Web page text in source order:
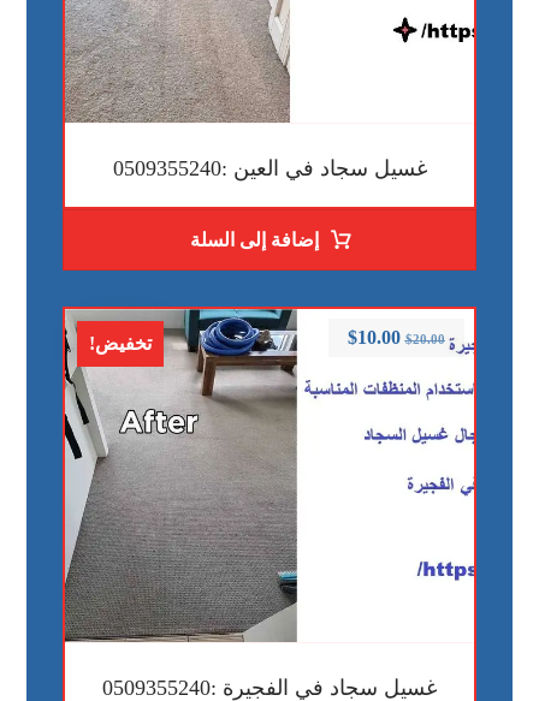
غسيل سجاد في العين :0509355240
إضافة إلى السلة
تخفيض!
غسيل سجاد في الفجيرة :0509355240
$20.00
$10.00